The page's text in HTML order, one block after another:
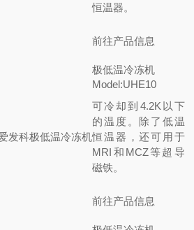
恒温器。
前往产品信息
极低温冷冻机
Model:UHE10
可冷却到4.2K以下
的温度。除了低温
恒温器，还可用于
MRI和MCZ等超导
磁铁。
前往产品信息